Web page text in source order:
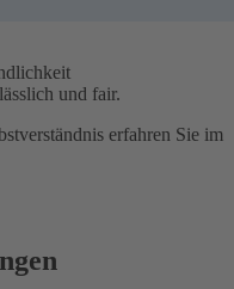
und fair.
erfahren Sie im